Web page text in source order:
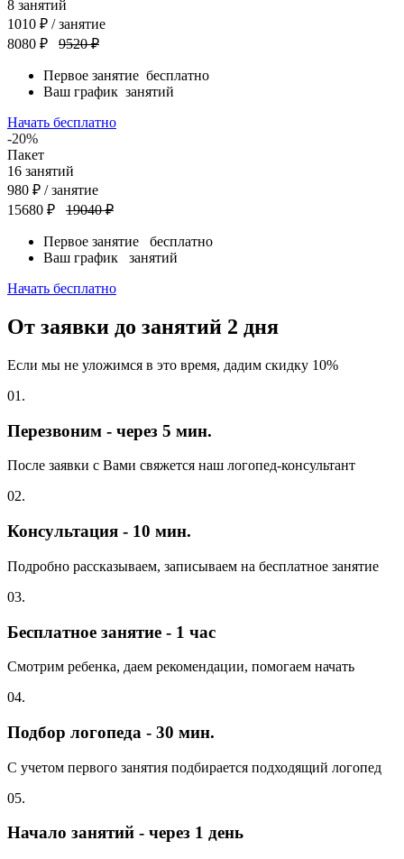
8 занятий
1010 ₽ / занятие
8080 ₽
9520 ₽
Первое занятие бесплатно
Ваш график занятий
Начать бесплатно
-20%
Пакет
16 занятий
980 ₽ / занятие
15680 ₽
19040 ₽
Первое занятие бесплатно
Ваш график занятий
Начать бесплатно
От заявки до занятий 2 дня
Если мы не уложимся в это время, дадим скидку 10%
01.
Перезвоним - через 5 мин.
После заявки с Вами свяжется наш логопед-консультант
02.
Консультация - 10 мин.
Подробно рассказываем, записываем на бесплатное занятие
03.
Бесплатное занятие - 1 час
Смотрим ребенка, даем рекомендации, помогаем начать
04.
Подбор логопеда - 30 мин.
С учетом первого занятия подбирается подходящий логопед
05.
Начало занятий - через 1 день